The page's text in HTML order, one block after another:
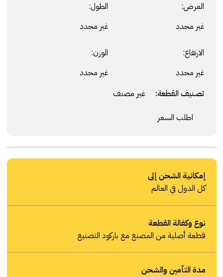
العرض:
غير محدد
الطول:
غير محدد
الارتفاع:
غير محدد
الوزن:
غير محدد
تصنيف القطعة: غير مصنف
اطلب السعر
إمكانية الشحن إلى
كل الدول في العالم
نوع وكفالة القطعة
قطعة أصلية من المصنع مع باركود التصنيع
مدة التأمين والشحن